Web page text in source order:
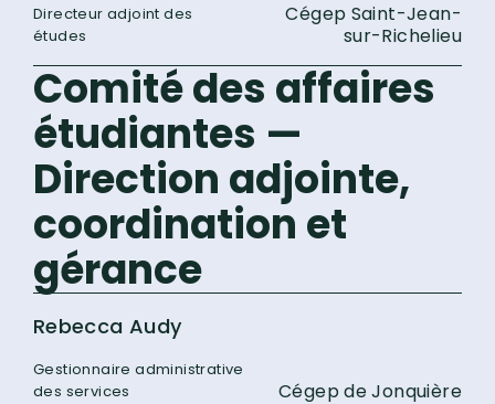
Directeur adjoint des
études
Cégep Saint-Jean-
sur-Richelieu
Comité des affaires
étudiantes —
Direction adjointe,
coordination et
gérance
Rebecca Audy
Gestionnaire administrative
des services
Cégep de Jonquière